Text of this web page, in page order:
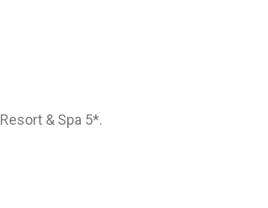
& Spa 5*.